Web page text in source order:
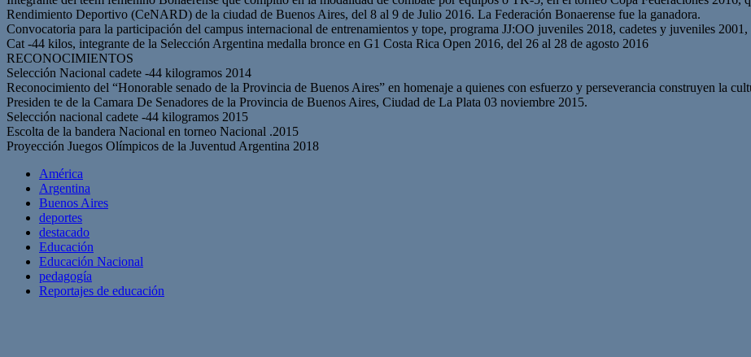
Rendimiento Deportivo (CeNARD) de la ciudad de Buenos Aires, del 8 al 9 de Julio 2016. La Federación Bonaerense fue la ganadora.
Convocatoria para la participación del campus internacional de entrenamientos y tope, programa JJ:OO juveniles 2018, cadetes y juveniles
Cat -44 kilos, integrante de la Selección Argentina medalla bronce en G1 Costa Rica Open 2016, del 26 al 28 de agosto 2016
RECONOCIMIENTOS
Selección Nacional cadete -44 kilogramos 2014
Reconocimiento del “Honorable senado de la Provincia de Buenos Aires” en homenaje a quienes con esfuerzo y perseverancia construyen la
Presiden te de la Camara De Senadores de la Provincia de Buenos Aires, Ciudad de La Plata 03 noviembre 2015.
Selección nacional cadete -44 kilogramos 2015
Escolta de la bandera Nacional en torneo Nacional .2015
Proyección Juegos Olímpicos de la Juventud Argentina 2018
América
Argentina
Buenos Aires
deportes
destacado
Educación
Educación Nacional
pedagogía
Reportajes de educación